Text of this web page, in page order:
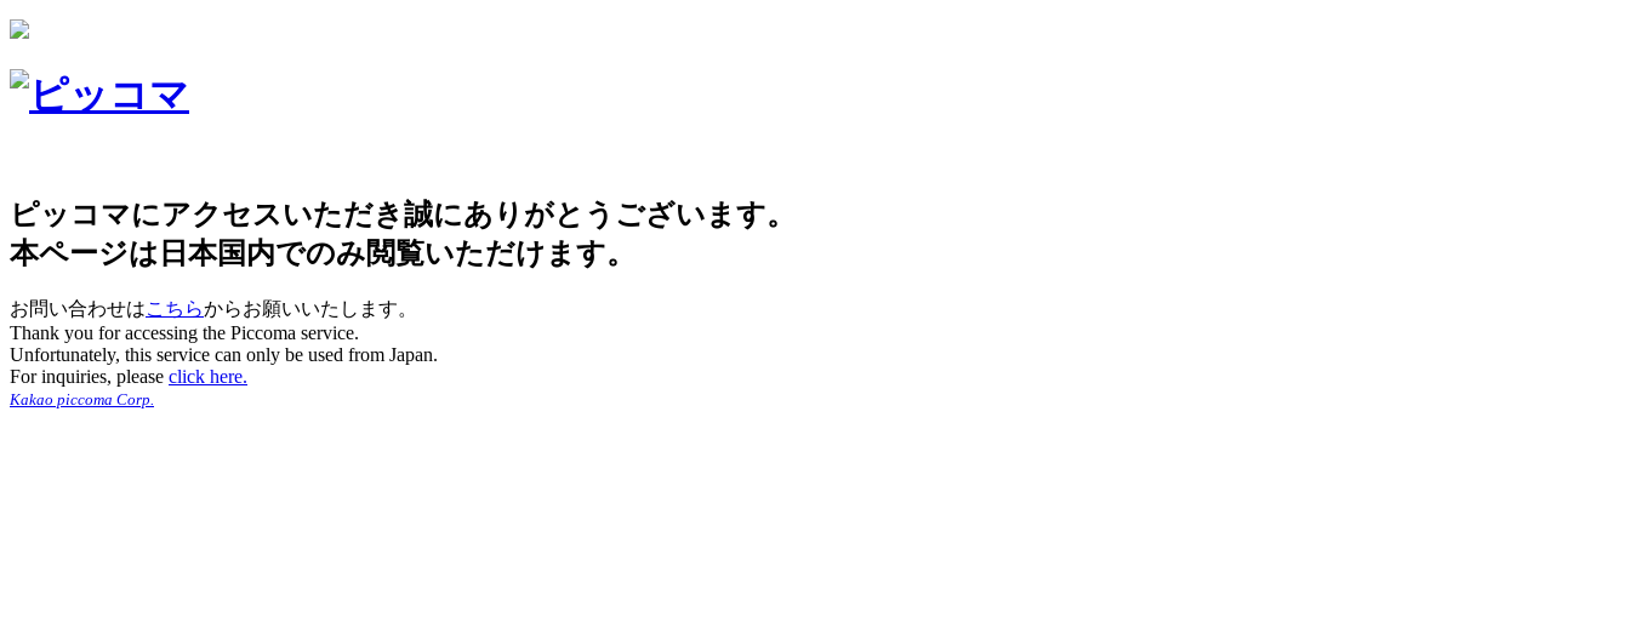
ピッコマにアクセスいただき誠にありがとうございます。
本ページは日本国内でのみ閲覧いただけます。
お問い合わせはこちらからお願いいたします。
Thank you for accessing the Piccoma service.
Unfortunately, this service can only be used from Japan.
For inquiries, please click here.
Kakao piccoma Corp.